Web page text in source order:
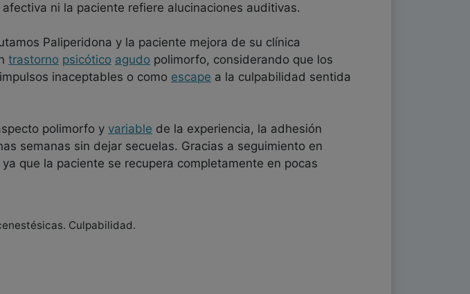
ni la paciente refiere alucinaciones auditivas.
Paliperidona y la paciente mejora de su clínica
trastorno psicótico agudo polimorfo, considerando que los
inaceptables o como escape a la culpabilidad sentida
polimorfo y variable de la experiencia, la adhesión
semanas sin dejar secuelas. Gracias a seguimiento en
que la paciente se recupera completamente en pocas
Culpabilidad.